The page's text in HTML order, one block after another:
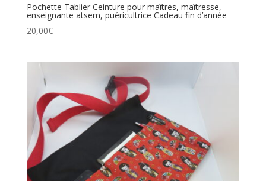
Pochette Tablier Ceinture pour maîtres, maîtresse,
enseignante atsem, puéricultrice Cadeau fin d’année
20,00€